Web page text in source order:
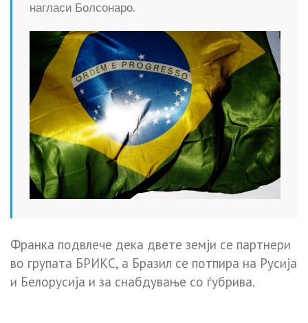
нагласи Болсонаро.
Франка подвлече дека двете земји се партнери
во групата БРИКС, а Бразил се потпира на Русија
и Белорусија и за снабдување со ѓубрива.